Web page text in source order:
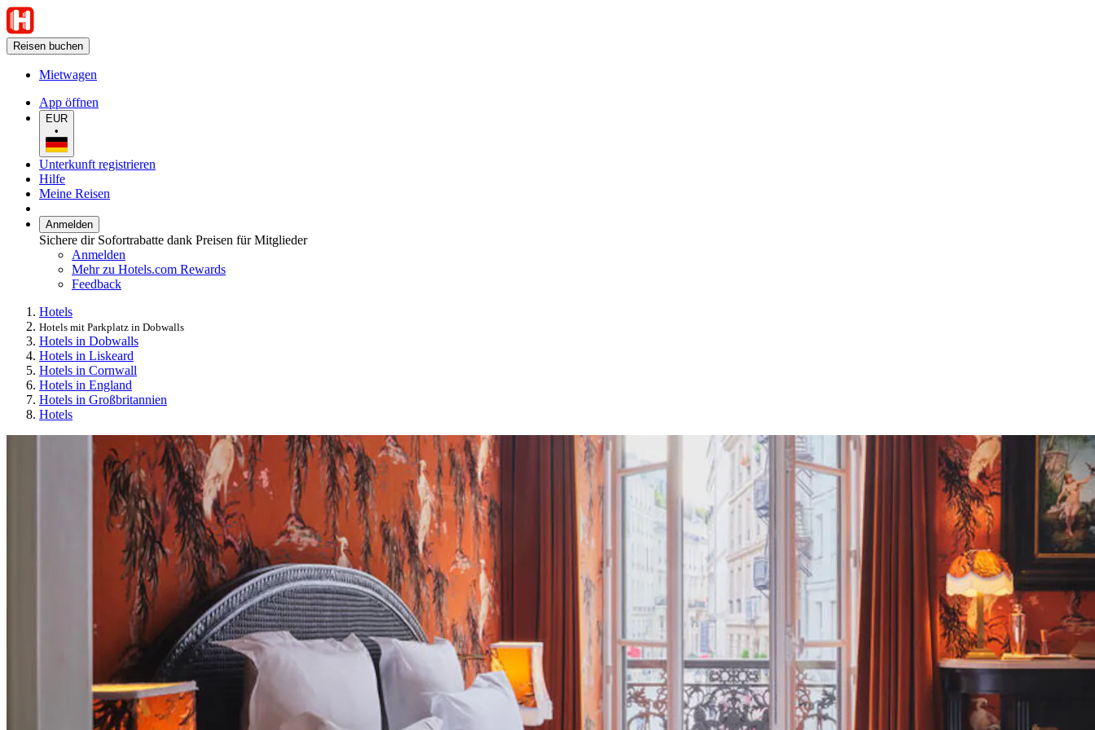
Reisen buchen
Mietwagen
App öffnen
EUR
•
Unterkunft registrieren
Hilfe
Meine Reisen
Anmelden
Sichere dir Sofortrabatte dank Preisen für Mitglieder
Anmelden
Mehr zu Hotels.com Rewards
Feedback
Hotels
Hotels mit Parkplatz in Dobwalls
Hotels in Dobwalls
Hotels in Liskeard
Hotels in Cornwall
Hotels in England
Hotels in Großbritannien
Hotels